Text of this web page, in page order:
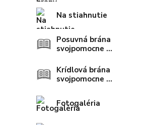
Na stiahnutie
Posuvná brána
svojpomocne ...
Krídlová brána
svojpomocne ...
Fotogaléria